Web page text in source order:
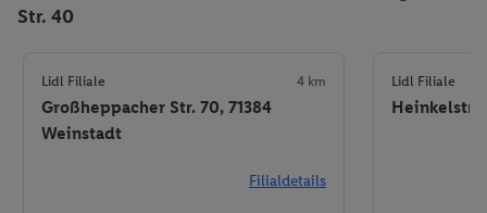
Str. 40
Lidl Filiale 4 km
Großheppacher Str. 70, 71384
Weinstadt
Filialdetails
Lidl Filiale
Heinkelstr.